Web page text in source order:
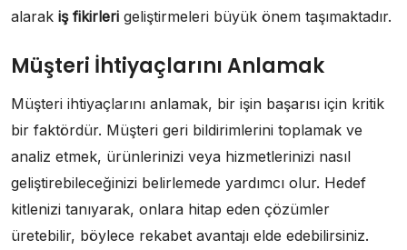
alarak iş fikirleri geliştirmeleri büyük önem taşımaktadır.
Müşteri İhtiyaçlarını Anlamak
Müşteri ihtiyaçlarını anlamak, bir işin başarısı için kritik
bir faktördür. Müşteri geri bildirimlerini toplamak ve
analiz etmek, ürünlerinizi veya hizmetlerinizi nasıl
geliştirebileceğinizi belirlemede yardımcı olur. Hedef
kitlenizi tanıyarak, onlara hitap eden çözümler
üretebilir, böylece rekabet avantajı elde edebilirsiniz.